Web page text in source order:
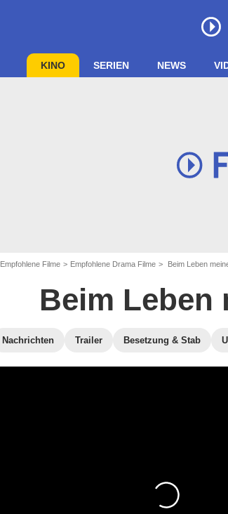
KINO SERIEN NEWS
Empfohlene Filme Empfohlene Drama Filme Beim Leben
Beim Leben
Nachrichten Trailer Besetzung & Stab